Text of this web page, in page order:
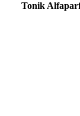
Tonik